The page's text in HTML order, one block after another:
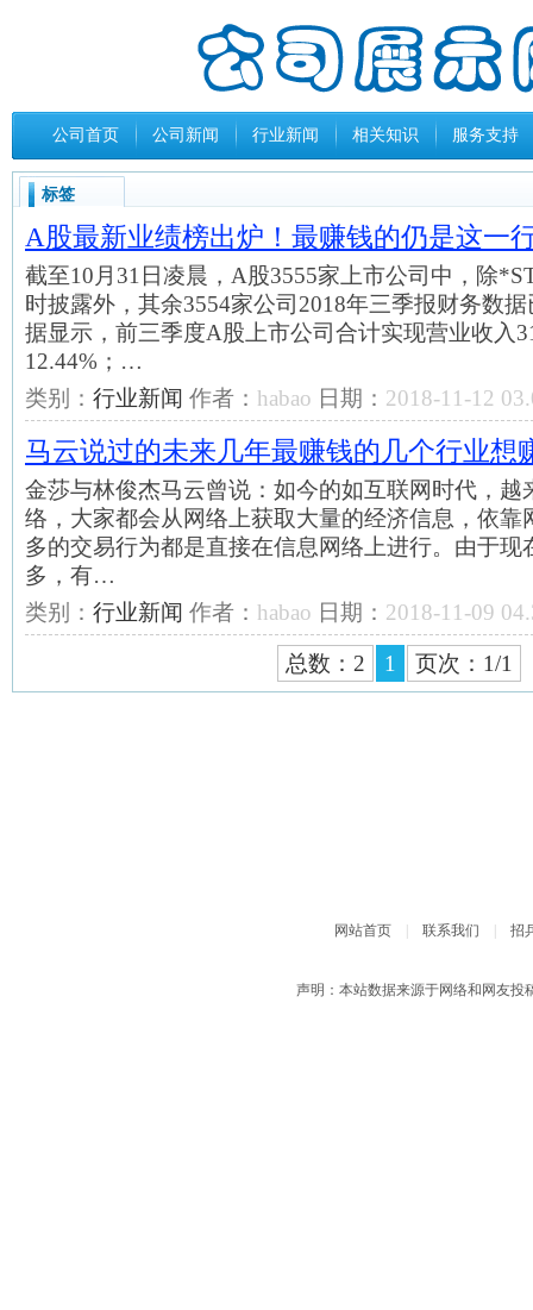
公司首页 公司新闻 行业新闻 相关知识 服务支持
标签
A股最新业绩榜出炉！最赚钱的仍是这一
截至10月31日凌晨，A股3555家上市公司中，除
时披露外，其余3554家公司2018年三季报财务数
据显示，前三季度A股上市公司合计实现营业收入
12.44%；…
类别： 行业新闻 作者： habao 日期： 2018-11-12
马云说过的未来几年最赚钱的几个行业想
金莎与林俊杰马云曾说：如今的如互联网时代，越
络，大家都会从网络上获取大量的经济信息，依靠
多的交易行为都是直接在信息网络上进行。由于现
多，有…
类别： 行业新闻 作者： habao 日期： 2018-11-09
总数：2 1 页次：1/1
网站首页 联系我们 招
声明：本站数据来源于网络和网友投